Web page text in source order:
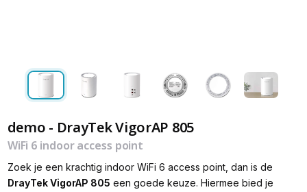
demo - DrayTek VigorAP 805
WiFi 6 indoor access point
Zoek je een krachtig indoor WiFi 6 access point, dan is de
DrayTek VigorAP 805 een goede keuze. Hiermee bied je